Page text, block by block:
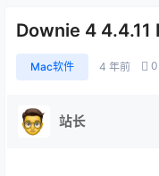
Downie 4 4.4.11
Mac软件 4 年前 0
站长